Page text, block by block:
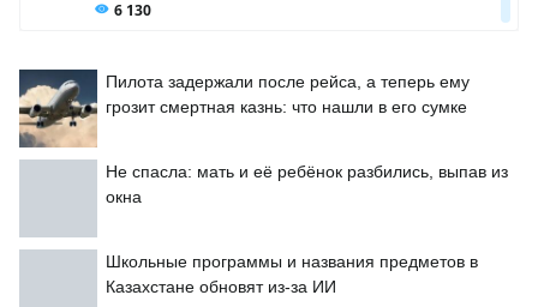
Пилота задержали после рейса, а теперь ему
грозит смертная казнь: что нашли в его сумке
Не спасла: мать и её ребёнок разбились, выпав из
окна
Школьные программы и названия предметов в
Казахстане обновят из-за ИИ